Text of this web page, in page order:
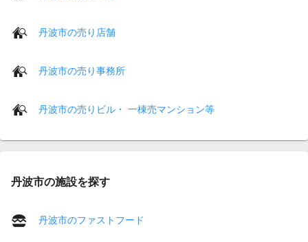
丹波市の売り店舗
丹波市の売り事務所
丹波市の売りビル・ 一棟売マンション等
丹波市の施設を探す
丹波市のファストフード